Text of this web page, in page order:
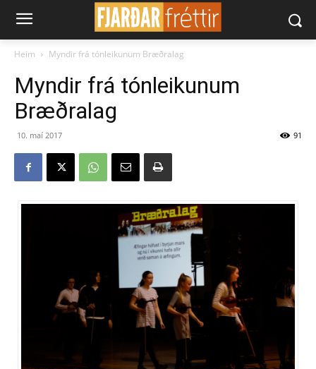
Heim Myndir frá tónleikunum Bræðralag
Myndir frá tónleikunum
Bræðralag
10. maí 2017 91